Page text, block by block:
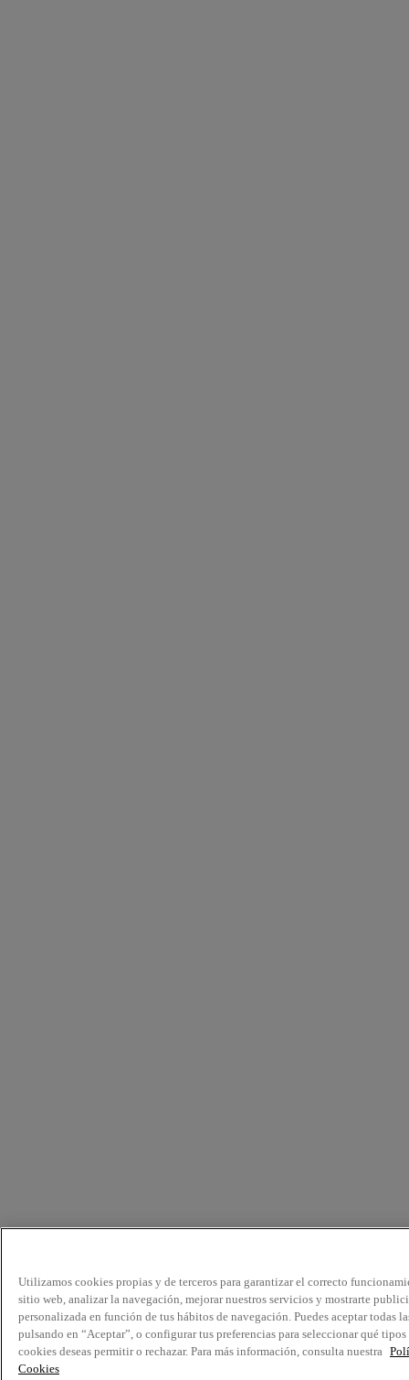
Utilizamos cookies propias y de terceros para garantizar el correcto
sitio web, analizar la navegación, mejorar nuestros servicios y mostrarte
personalizada en función de tus hábitos de navegación. Puedes aceptar todas
pulsando en “Aceptar”, o configurar tus preferencias para seleccionar qué tipos
cookies deseas permitir o rechazar. Para más información, consulta nuestra
Cookies